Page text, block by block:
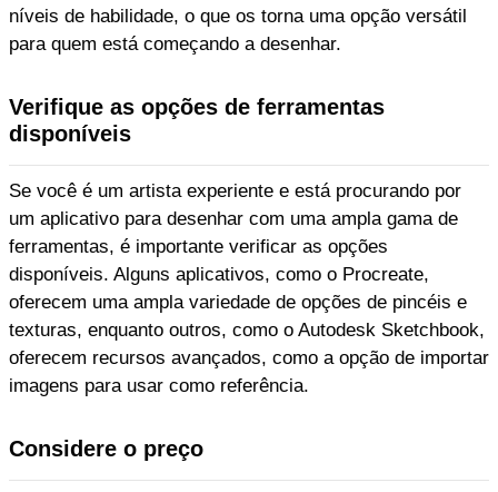
níveis de habilidade, o que os torna uma opção versátil
para quem está começando a desenhar.
Verifique as opções de ferramentas
disponíveis
Se você é um artista experiente e está procurando por
um aplicativo para desenhar com uma ampla gama de
ferramentas, é importante verificar as opções
disponíveis. Alguns aplicativos, como o Procreate,
oferecem uma ampla variedade de opções de pincéis e
texturas, enquanto outros, como o Autodesk Sketchbook,
oferecem recursos avançados, como a opção de importar
imagens para usar como referência.
Considere o preço